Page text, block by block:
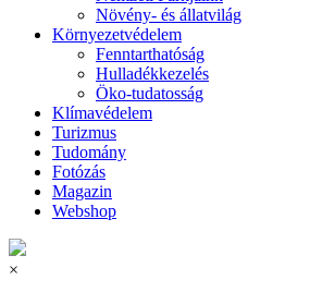
Növény- és állatvilág
Környezetvédelem
Fenntarthatóság
Hulladékkezelés
Öko-tudatosság
Klímavédelem
Turizmus
Tudomány
Fotózás
Magazin
Webshop
×